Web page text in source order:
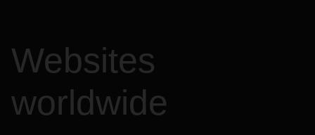
Websites
worldwide